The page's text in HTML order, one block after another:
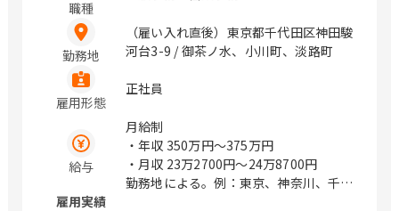
職種
勤務地
（雇い入れ直後）東京都千代田区神田駿
河台3-9 / 御茶ノ水、小川町、淡路町
雇用形態
正社員
給与
月給制
・年収 350万円〜375万円
・月収 23万2700円〜24万8700円
勤務地による。例：東京、神奈川、千
雇用実績